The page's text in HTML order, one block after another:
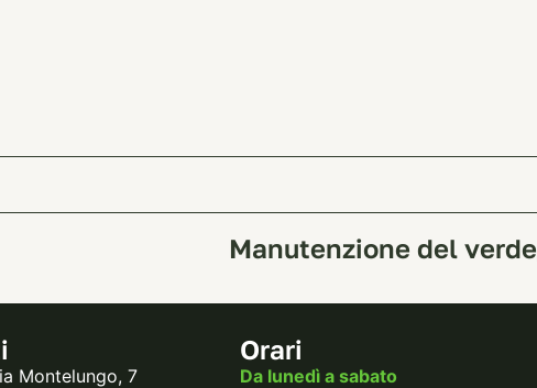
Manutenzione del verde
Montelungo, 7
Orari
Da lunedì a sabato